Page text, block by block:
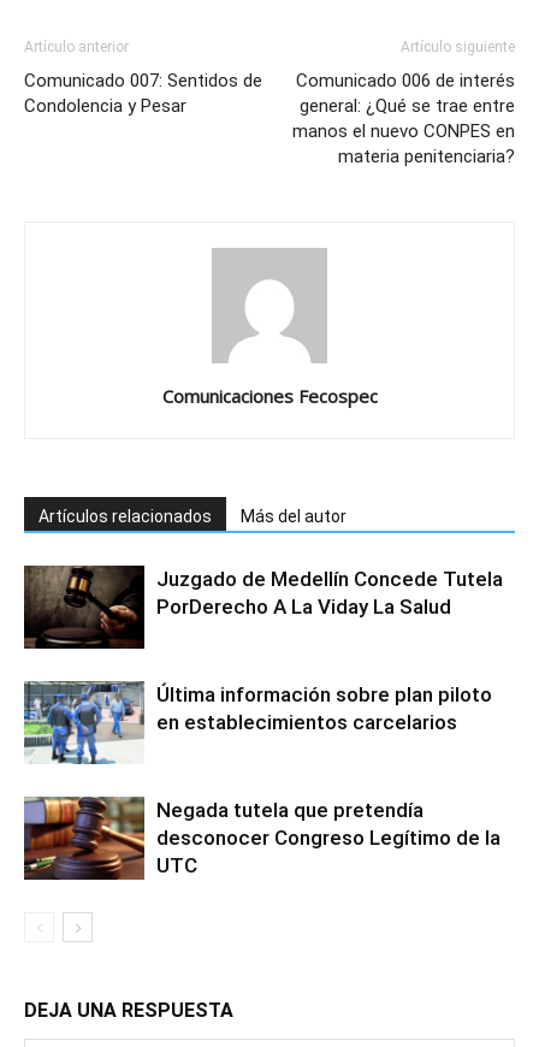
Artículo anterior
Comunicado 007: Sentidos de
Condolencia y Pesar
Artículo siguiente
Comunicado 006 de interés
general: ¿Qué se trae entre
manos el nuevo CONPES en
materia penitenciaria?
Comunicaciones Fecospec
Artículos relacionados Más del autor
Juzgado de Medellín Concede Tutela
PorDerecho A La Viday La Salud
Última información sobre plan piloto
en establecimientos carcelarios
Negada tutela que pretendía
desconocer Congreso Legítimo de la
UTC
DEJA UNA RESPUESTA